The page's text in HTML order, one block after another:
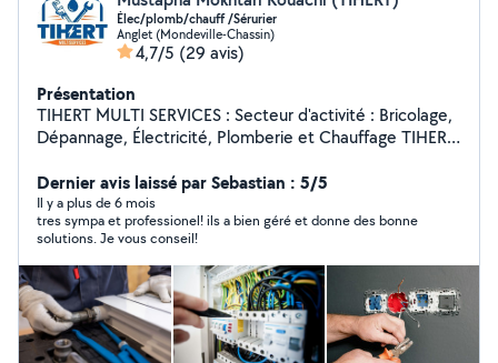
Élec/plomb/chauff /Sérurier
Anglet (Mondeville-Chassin)
4,7/5 (29 avis)
Présentation
TIHERT MULTI SERVICES : Secteur d'activité : Bricolage,
Dépannage, Électricité, Plomberie et Chauffage TIHERT
les services de bricolage et de dépannage, proposant
des solutions rapides, fiables et adaptées aux besoins
De ses clients. Forte d'une équipe qualifiée et
expérimentée, notre entreprise se positionne comme
un acteur clé dans l'entretien et la réparation des
installations électriques, de plomberie et de chauffage,
aussi bien pour les particuliers que pour les
professionnels. Nos services : 1. Électricité : D normes
Dernier avis laissé par Sebastian : 5/5
Il y a plus de 6 mois
tres sympa et professionel! ils a bien géré et donne des bonne
solutions. Je vous conseil!